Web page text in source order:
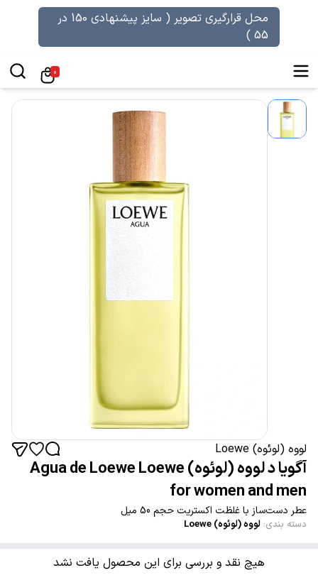
محل قرارگیری تصویر ( سایز پیشنهادی 150 در
55 )
0
لووه (لوئوه) Loewe
آگویا د لووه (لوئوه) Agua de Loewe Loewe
for women and men
عطر دست‌ساز با غلظت اکستریت حجم 50 میل
دسته بندی: لووه (لوئوه) Loewe
هیچ نقد و بررسی برای این محصول یافت نشد